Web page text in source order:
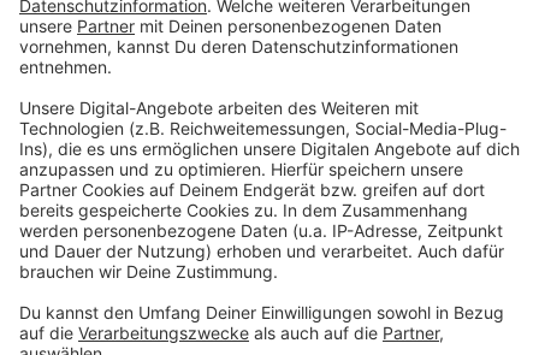
mindestens177.451 (64,41%)Erst- und137.975
(50,08%) Zweitimpfungenverabreicht. Insgesamt
sind mindestens
vollständig geimpft (Stand: 06.08.21/00:00).
Hinweis: Die Impfungen von Betriebs- und Privatärzten
sind nicht enthalten. Diese Impfmeldungen liegen
ausschließlich dem Robert-Koch-Institut vor und
werden nur auf Länderebene veröffentlicht.